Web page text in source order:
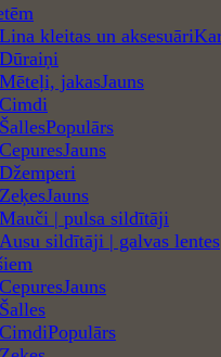
Lina kleitas un aksesuāri
Dūraiņi
Mēteļi, jakas
Cimdi
Šalles
Cepures
Džemperi
Zeķes
Mauči | pulsa sildītāji
Ausu sildītāji | galvas lentes
Cepures
Šalles
Cimdi